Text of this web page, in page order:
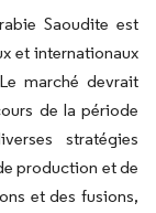
Saoudite est
et internationaux
marché devrait
de la période
stratégies
production et de
et des fusions,